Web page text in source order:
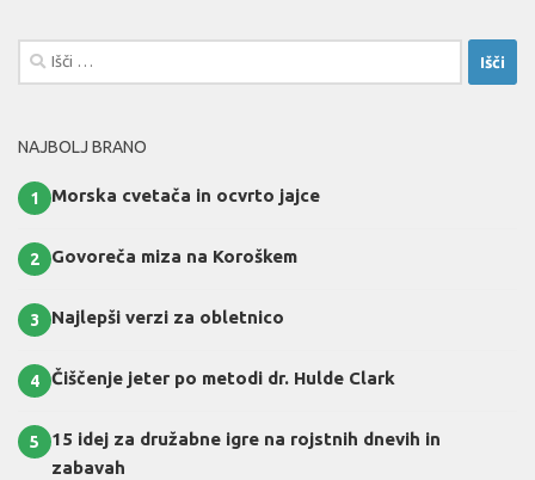
Išči:
NAJBOLJ BRANO
1 Morska cvetača in ocvrto jajce
2 Govoreča miza na Koroškem
3 Najlepši verzi za obletnico
4 Čiščenje jeter po metodi dr. Hulde Clark
5
15 idej za družabne igre na rojstnih dnevih in
zabavah